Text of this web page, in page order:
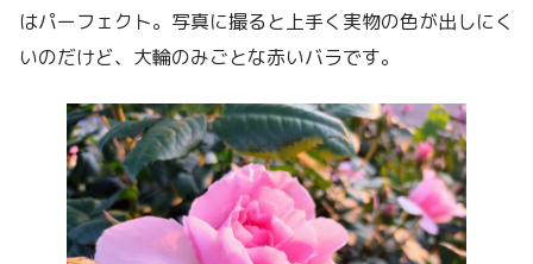
はパーフェクト。写真に撮ると上手く実物の色が出しにく
いのだけど、大輪のみごとな赤いバラです。